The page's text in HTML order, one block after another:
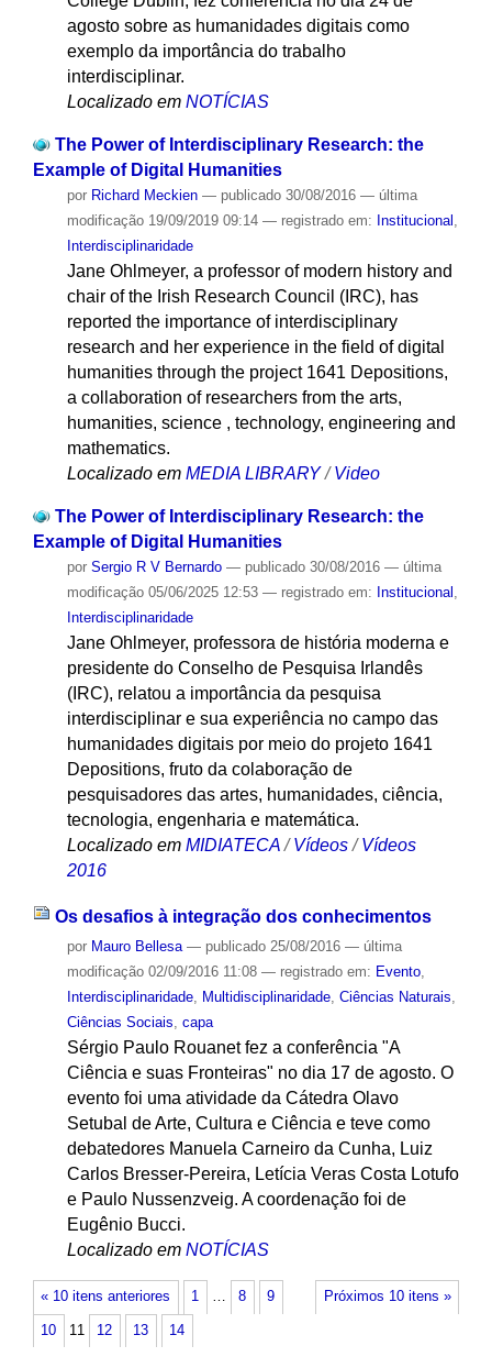
agosto sobre as humanidades digitais como
exemplo da importância do trabalho
interdisciplinar.
Localizado em NOTÍCIAS
The Power of Interdisciplinary Research: the
Example of Digital Humanities
por Richard Meckien — publicado30/08/2016 — última
modificação19/09/2019 09:14 — registrado em: Institucional
Interdisciplinaridade
Jane Ohlmeyer, a professor of modern history and
chair of the Irish Research Council (IRC), has
reported the importance of interdisciplinary
research and her experience in the field of digital
humanities through the project 1641 Depositions,
a collaboration of researchers from the arts,
humanities, science , technology, engineering and
mathematics.
Localizado em MEDIA LIBRARY /Video
The Power of Interdisciplinary Research: the
Example of Digital Humanities
por Sergio R V Bernardo — publicado30/08/2016 — última
modificação05/06/2025 12:53 — registrado em: Institucional
Interdisciplinaridade
Jane Ohlmeyer, professora de história moderna e
presidente do Conselho de Pesquisa Irlandês
(IRC), relatou a importância da pesquisa
interdisciplinar e sua experiência no campo das
humanidades digitais por meio do projeto 1641
Depositions, fruto da colaboração de
pesquisadores das artes, humanidades, ciência,
tecnologia, engenharia e matemática.
Localizado em MIDIATECA /Vídeos /Vídeos
2016
Os desafios à integração dos conhecimentos
por Mauro Bellesa — publicado25/08/2016 — última
modificação02/09/2016 11:08 — registrado em: Evento,
Interdisciplinaridade, Multidisciplinaridade, Ciências Naturais,
Ciências Sociais, capa
Sérgio Paulo Rouanet fez a conferência "A
Ciência e suas Fronteiras" no dia 17 de agosto. O
evento foi uma atividade da Cátedra Olavo
Setubal de Arte, Cultura e Ciência e teve como
debatedores Manuela Carneiro da Cunha, Luiz
Carlos Bresser-Pereira, Letícia Veras Costa Lotufo
e Paulo Nussenzveig. A coordenação foi de
Eugênio Bucci.
Localizado em NOTÍCIAS
« 10 itens anteriores Próximos 10 itens »
1 … 8 9
10 11 12 13 14